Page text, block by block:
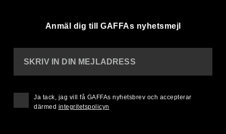
Anmäl dig till GAFFAs nyhetsmejl
SKRIV IN DIN MEJLADRESS
Ja tack, jag vill få GAFFAs nyhetsbrev och accepterar
därmed integritetspolicyn